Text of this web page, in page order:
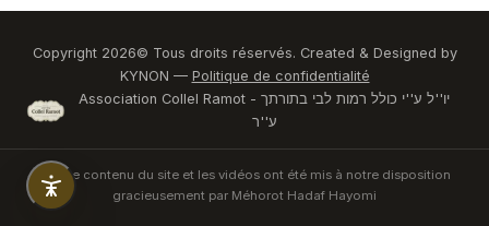
Copyright 2026© Tous droits réservés. Created & Designed by
KYNON — Politique de confidentialité
Association Collel Ramot - יו''ל ע''י כולל רמות לבי בתורתך
ע''ר
Tout le contenu du site et les vidéos ont été mis à notre disposition
gracieusement par Méhorot Hadaf Hayomi